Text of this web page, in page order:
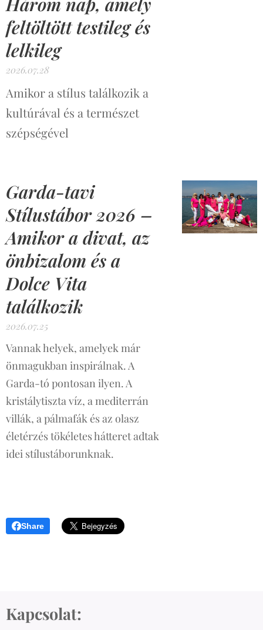
feltöltött testileg és
lelkileg
2026.07.28
Amikor a stílus találkozik a
kultúrával és a természet
szépségével
Garda-tavi
Stílustábor 2026 –
Amikor a divat, az
önbizalom és a
Dolce Vita
találkozik
2026.07.25
Vannak helyek, amelyek már
önmagukban inspirálnak. A
Garda-tó pontosan ilyen. A
kristálytiszta víz, a mediterrán
villák, a pálmafák és az olasz
életérzés tökéletes hátteret adtak
idei stílustáborunknak.
Share
Kapcsolat: